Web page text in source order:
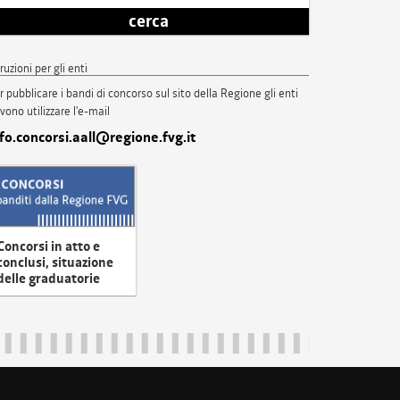
cerca
per gli enti
pubblicare i bandi di concorso sul sito della Regione gli enti
utilizzare l'e-mail
in atto e
situazione
graduatorie